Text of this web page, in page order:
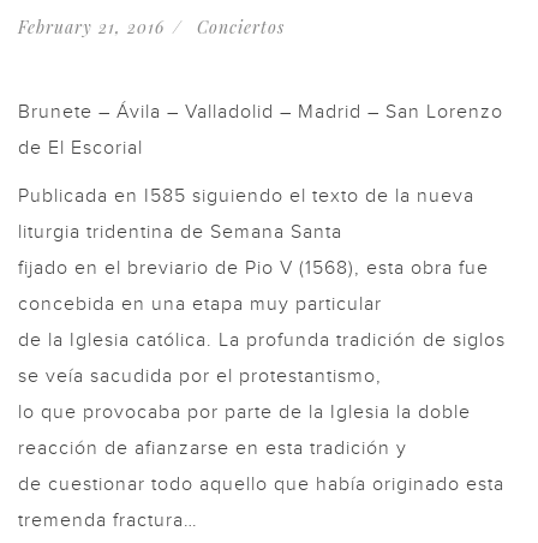
February 21, 2016 Conciertos
Brunete – Ávila – Valladolid – Madrid – San Lorenzo
de El Escorial
Publicada en I585 siguiendo el texto de la nueva
liturgia tridentina de Semana Santa
fijado en el breviario de Pio V (1568), esta obra fue
concebida en una etapa muy particular
de la Iglesia católica. La profunda tradición de siglos
se veía sacudida por el protestantismo,
lo que provocaba por parte de la Iglesia la doble
reacción de afianzarse en esta tradición y
de cuestionar todo aquello que había originado esta
tremenda fractura…